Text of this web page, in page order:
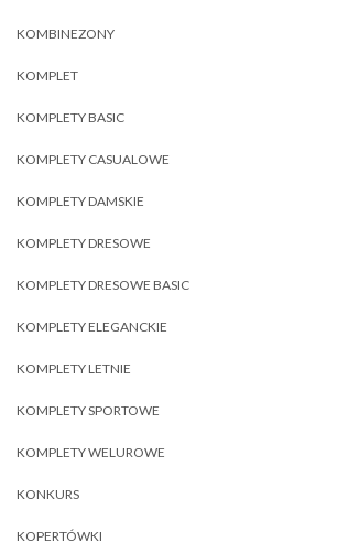
KOMBINEZONY
KOMPLET
KOMPLETY BASIC
KOMPLETY CASUALOWE
KOMPLETY DAMSKIE
KOMPLETY DRESOWE
KOMPLETY DRESOWE BASIC
KOMPLETY ELEGANCKIE
KOMPLETY LETNIE
KOMPLETY SPORTOWE
KOMPLETY WELUROWE
KONKURS
KOPERTÓWKI